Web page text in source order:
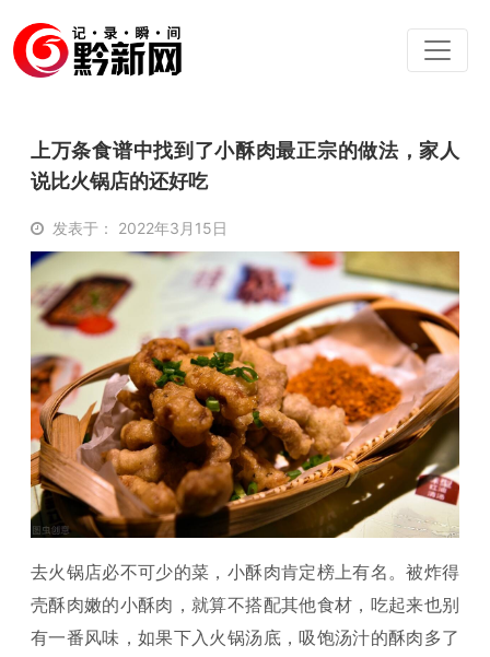
上万条食谱中找到了小酥肉最正宗的做法，家人
说比火锅店的还好吃
发表于： 2022年3月15日
去火锅店必不可少的菜，小酥肉肯定榜上有名。被炸得
壳酥肉嫩的小酥肉，就算不搭配其他食材，吃起来也别
有一番风味，如果下入火锅汤底，吸饱汤汁的酥肉多了